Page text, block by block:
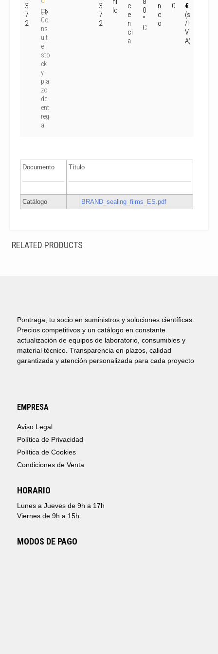
3
7
2
Co
ns
ult
e
sto
ck
y
pla
zo
de
ent
reg
a
3
7
2
lo
c
e
n
ci
a
0
°
C
n
c
o
0
€
(s
/I
V
A)
Documento Título
Catálogo BRAND_sealing_films_ES.pdf
RELATED PRODUCTS
Pontraga, tu socio en suministros y soluciones científicas.
Precios competitivos y un catálogo en constante
actualización de equipos de laboratorio, consumibles y
material técnico. Transparencia en plazos, calidad
garantizada y atención personalizada para cada proyecto
EMPRESA
Aviso Legal
Política de Privacidad
Política de Cookies
Condiciones de Venta
HORARIO
Lunes a Jueves de 9h a 17h
Viernes de 9h a 15h
MODOS DE PAGO